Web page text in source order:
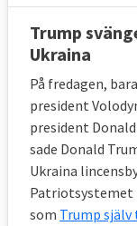
Trump
Ukraina
På fredagen,
president
president
sade Donald
Ukraina
Patriotsystemet
som Trump